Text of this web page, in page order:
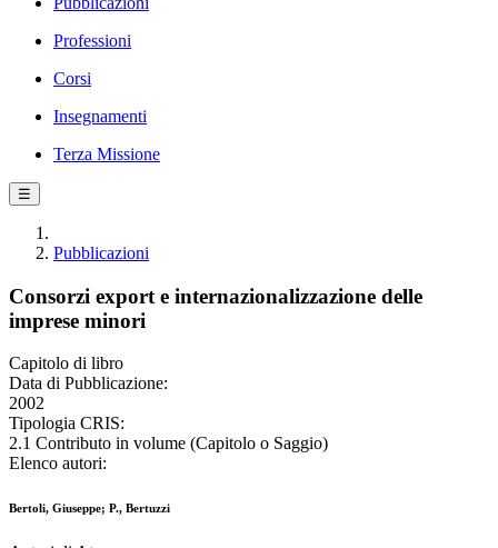
Professioni
Corsi
Insegnamenti
Terza Missione
☰
Pubblicazioni
Consorzi export e internazionalizzazione delle
imprese minori
Capitolo di libro
Data di Pubblicazione:
2002
Tipologia CRIS:
2.1 Contributo in volume (Capitolo o Saggio)
Elenco autori:
Bertoli, Giuseppe; P., Bertuzzi